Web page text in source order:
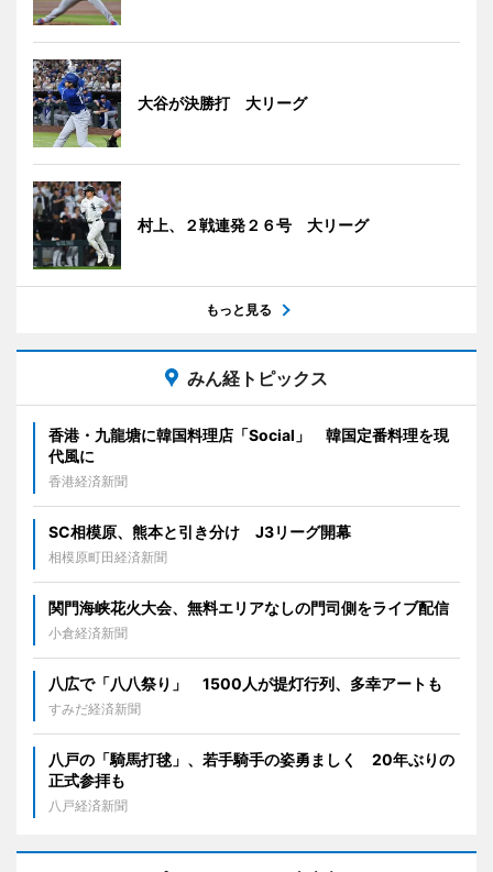
大谷が決勝打 大リーグ
村上、２戦連発２６号 大リーグ
もっと見る
みん経トピックス
香港・九龍塘に韓国料理店「Social」 韓国定番料理を現
代風に
香港経済新聞
SC相模原、熊本と引き分け J3リーグ開幕
相模原町田経済新聞
関門海峡花火大会、無料エリアなしの門司側をライブ配信
小倉経済新聞
八広で「八八祭り」 1500人が提灯行列、多幸アートも
すみだ経済新聞
八戸の「騎馬打毬」、若手騎手の姿勇ましく 20年ぶりの
正式参拝も
八戸経済新聞